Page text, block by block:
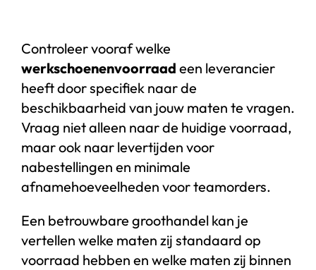
Controleer vooraf welke
werkschoenenvoorraad een leverancier
heeft door specifiek naar de
beschikbaarheid van jouw maten te vragen.
Vraag niet alleen naar de huidige voorraad,
maar ook naar levertijden voor
nabestellingen en minimale
afnamehoeveelheden voor teamorders.
Een betrouwbare groothandel kan je
vertellen welke maten zij standaard op
voorraad hebben en welke maten zij binnen